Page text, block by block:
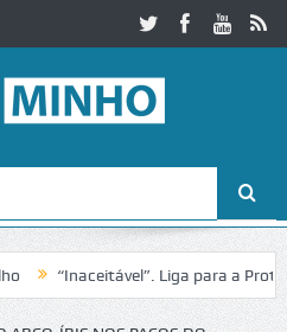
“Inaceitável”. Liga para a Proteção
Igreja do Castelo de